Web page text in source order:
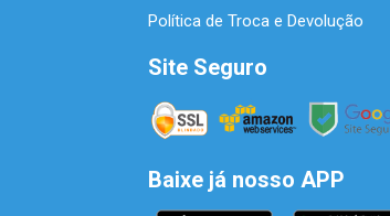
Política de Troca e Devolução
Site Seguro
Baixe já nosso APP